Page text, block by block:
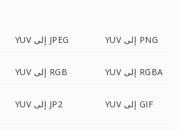
YUV إلى JPEG YUV إلى PNG
YUV إلى RGB YUV إلى RGBA
YUV إلى JP2 YUV إلى GIF